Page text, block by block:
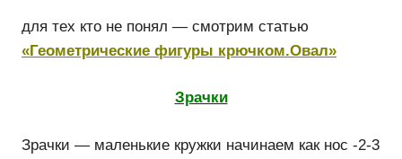
для тех кто не понял — смотрим статью
«Геометрические фигуры крючком.Овал»
Зрачки
Зрачки — маленькие кружки начинаем как нос -2-3